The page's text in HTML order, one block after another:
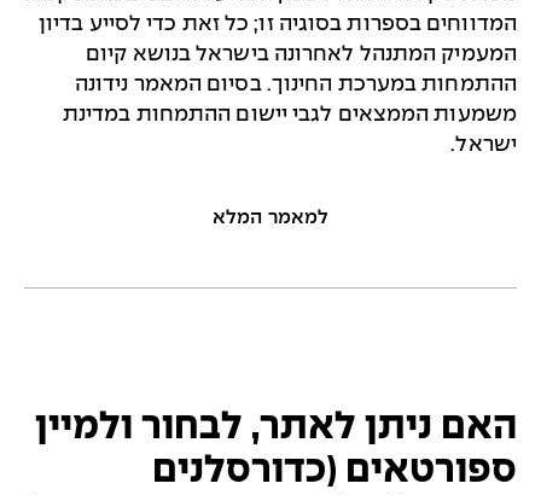
המדווחים בספרות בסוגיה זו; כל זאת כדי לסייע בדיון
המעמיק המתנהל לאחרונה בישראל בנושא קיום
ההתמחות במערכת החינוך. בסיום המאמר נידונה
משמעות הממצאים לגבי יישום ההתמחות במדינת
ישראל.
למאמר המלא
האם ניתן לאתר, לבחור ולמיין
ספורטאים (כדורסלנים